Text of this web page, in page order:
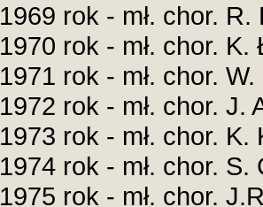
1969 rok - mł. chor. R.
1970 rok - mł. chor. K.
1971 rok - mł. chor.
1972 rok - mł. chor. J.
1973 rok - mł. chor. K.
1974 rok - mł. chor.
1975 rok - mł. chor.